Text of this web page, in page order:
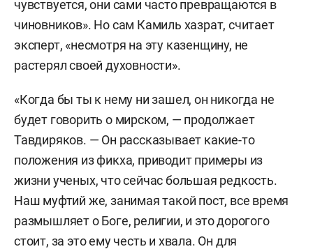
чувствуется, они сами часто превращаются в
чиновников». Но сам Камиль хазрат, считает
эксперт, «несмотря на эту казенщину, не
растерял своей духовности».
«Когда бы ты к нему ни зашел, он никогда не
будет говорить о мирском, — продолжает
Тавдиряков. — Он рассказывает какие-то
положения из фикха, приводит примеры из
жизни ученых, что сейчас большая редкость.
Наш муфтий же, занимая такой пост, все время
размышляет о Боге, религии, и это дорогого
стоит, за это ему честь и хвала. Он для